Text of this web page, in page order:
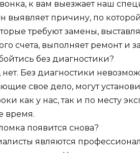
к вам выезжает наш
выявляет причину, по
требуют замены,
счета, выполняет ремонт и
без диагностики?
нет. Без диагностики
свое дело, могут
как у нас, так и по месту
время.
появится снова?
являются